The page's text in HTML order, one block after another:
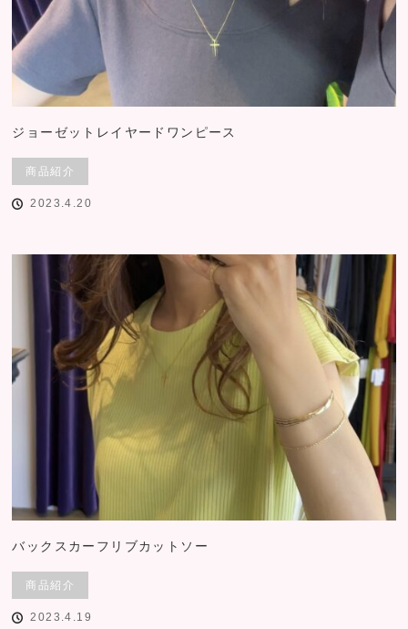
ジョーゼットレイヤードワンピース
商品紹介
2023.4.20
バックスカーフリブカットソー
商品紹介
2023.4.19